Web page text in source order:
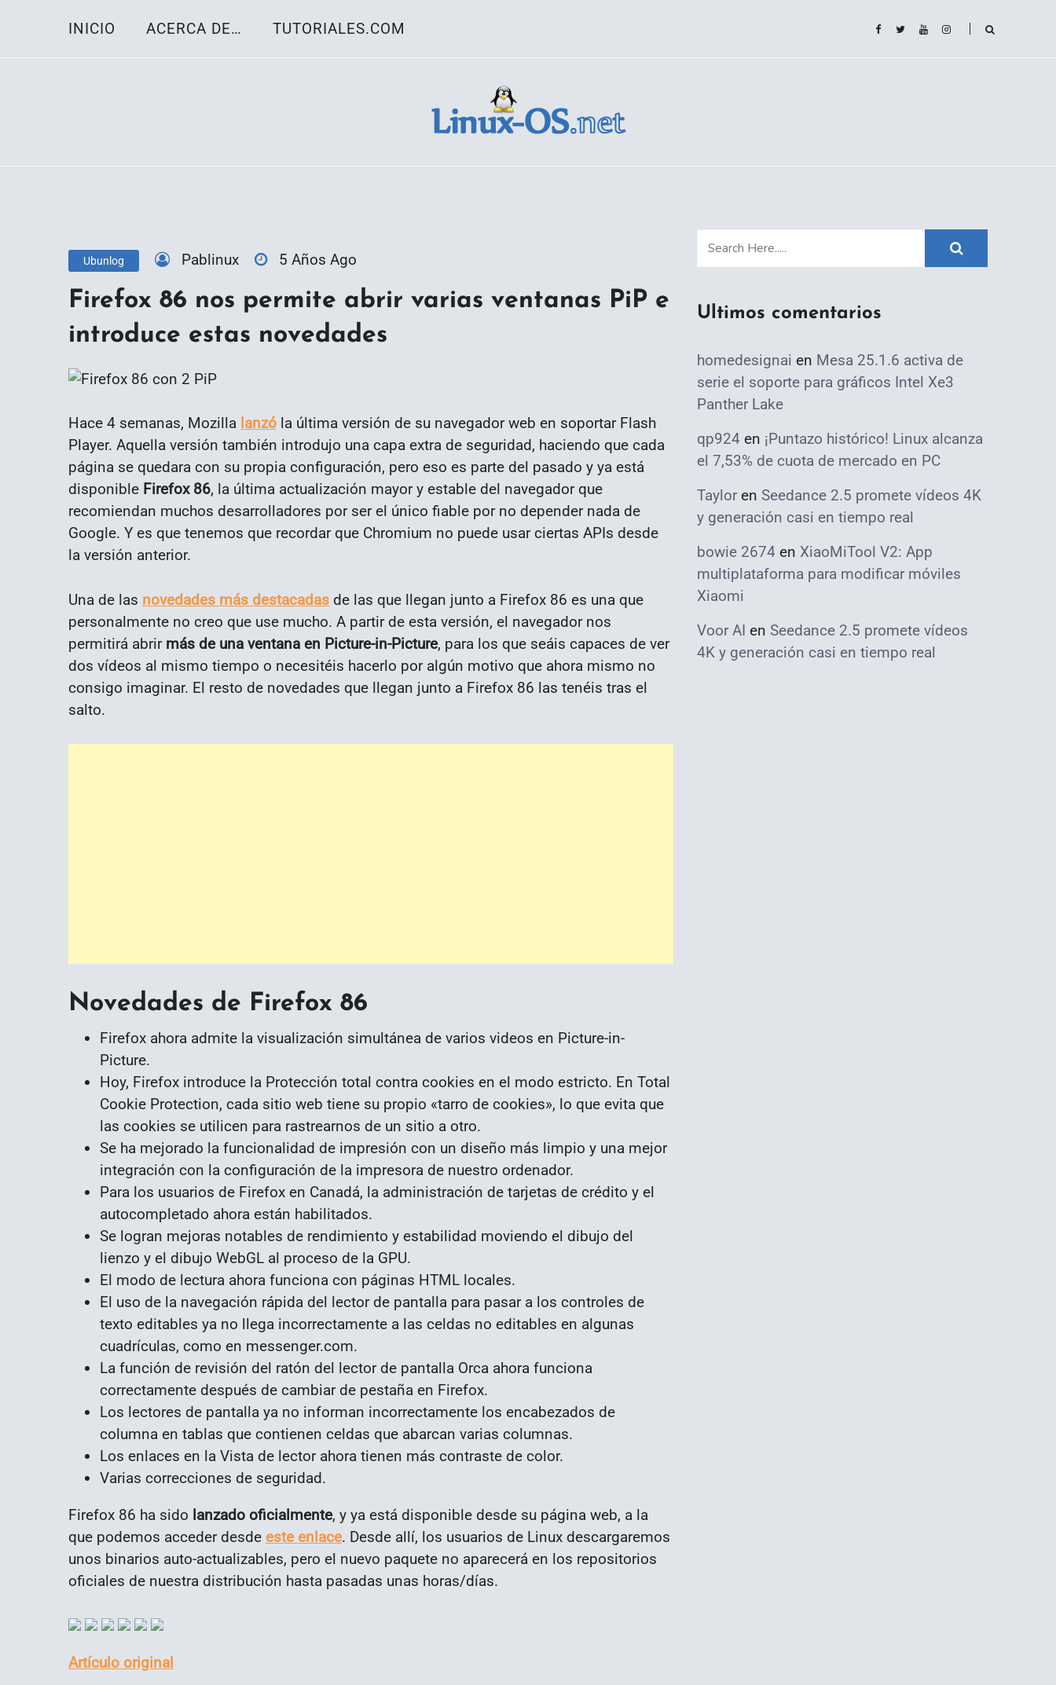
INICIO ACERCA DE… TUTORIALES.COM
Ubunlog Pablinux 5 Años Ago
Firefox 86 nos permite abrir varias ventanas PiP e
introduce estas novedades
Hace 4 semanas, Mozilla lanzó la última versión de su navegador web en soportar Flash
Player. Aquella versión también introdujo una capa extra de seguridad, haciendo que cada
página se quedara con su propia configuración, pero eso es parte del pasado y ya está
disponible Firefox 86, la última actualización mayor y estable del navegador que
recomiendan muchos desarrolladores por ser el único fiable por no depender nada de
Google. Y es que tenemos que recordar que Chromium no puede usar ciertas APIs desde
la versión anterior.
Una de las novedades más destacadas de las que llegan junto a Firefox 86 es una que
personalmente no creo que use mucho. A partir de esta versión, el navegador nos
permitirá abrir más de una ventana en Picture-in-Picture, para los que seáis capaces de ver
dos vídeos al mismo tiempo o necesitéis hacerlo por algún motivo que ahora mismo no
consigo imaginar. El resto de novedades que llegan junto a Firefox 86 las tenéis tras el
salto.
Novedades de Firefox 86
Firefox ahora admite la visualización simultánea de varios videos en Picture-in-
Picture.
Hoy, Firefox introduce la Protección total contra cookies en el modo estricto. En Total
Cookie Protection, cada sitio web tiene su propio «tarro de cookies», lo que evita que
las cookies se utilicen para rastrearnos de un sitio a otro.
Se ha mejorado la funcionalidad de impresión con un diseño más limpio y una mejor
integración con la configuración de la impresora de nuestro ordenador.
Para los usuarios de Firefox en Canadá, la administración de tarjetas de crédito y el
autocompletado ahora están habilitados.
Se logran mejoras notables de rendimiento y estabilidad moviendo el dibujo del
lienzo y el dibujo WebGL al proceso de la GPU.
El modo de lectura ahora funciona con páginas HTML locales.
El uso de la navegación rápida del lector de pantalla para pasar a los controles de
texto editables ya no llega incorrectamente a las celdas no editables en algunas
cuadrículas, como en messenger.com.
La función de revisión del ratón del lector de pantalla Orca ahora funciona
correctamente después de cambiar de pestaña en Firefox.
Los lectores de pantalla ya no informan incorrectamente los encabezados de
columna en tablas que contienen celdas que abarcan varias columnas.
Los enlaces en la Vista de lector ahora tienen más contraste de color.
Varias correcciones de seguridad.
Firefox 86 ha sido lanzado oficialmente, y ya está disponible desde su página web, a la
que podemos acceder desde este enlace. Desde allí, los usuarios de Linux descargaremos
unos binarios auto-actualizables, pero el nuevo paquete no aparecerá en los repositorios
oficiales de nuestra distribución hasta pasadas unas horas/días.
Artículo original
Ultimos comentarios
homedesignai en Mesa 25.1.6 activa de
serie el soporte para gráficos Intel Xe3
Panther Lake
qp924 en ¡Puntazo histórico! Linux alcanza
el 7,53% de cuota de mercado en PC
Taylor en Seedance 2.5 promete vídeos 4K
y generación casi en tiempo real
bowie 2674 en XiaoMiTool V2: App
multiplataforma para modificar móviles
Xiaomi
Voor AI en Seedance 2.5 promete vídeos
4K y generación casi en tiempo real